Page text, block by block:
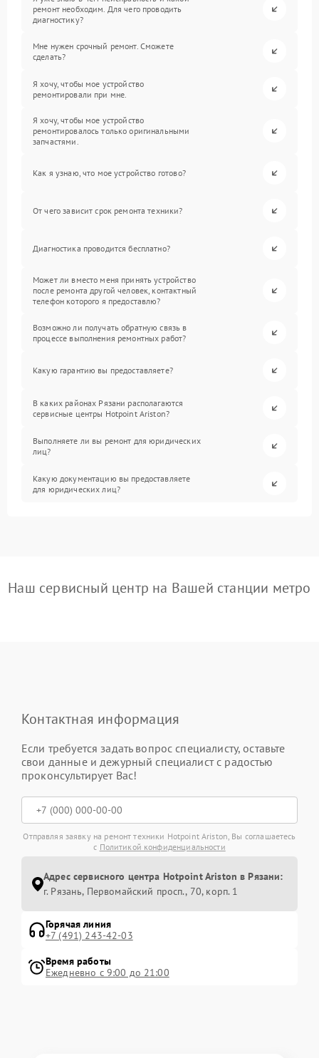
ремонт необходим. Для чего проводить
диагностику?
Мне нужен срочный ремонт. Сможете
сделать?
Я хочу, чтобы мое устройство
ремонтировали при мне.
Я хочу, чтобы мое устройство
ремонтировалось только оригинальными
запчастями.
Как я узнаю, что мое устройство готово?
От чего зависит срок ремонта техники?
Диагностика проводится бесплатно?
Может ли вместо меня принять устройство
после ремонта другой человек, контактный
телефон которого я предоставлю?
Возможно ли получать обратную связь в
процессе выполнения ремонтных работ?
Какую гарантию вы предоставляете?
В каких районах Рязани располагаются
сервисные центры Hotpoint Ariston?
Выполняете ли вы ремонт для юридических
лиц?
Какую документацию вы предоставляете
для юридических лиц?
Наш сервисный центр на Вашей станции метро
Контактная информация
Если требуется задать вопрос специалисту, оставьте
свои данные и дежурный специалист с радостью
проконсультирует Вас!
Отправляя заявку на ремонт техники Hotpoint Ariston, Вы соглашаетесь
с Политикой конфиденциальности
Адрес сервисного центра Hotpoint Ariston в Рязани:
г. Рязань, Первомайский просп., 70, корп. 1
Горячая линия
+7 (491) 243-42-03
Время работы
Ежедневно с 9:00 до 21:00